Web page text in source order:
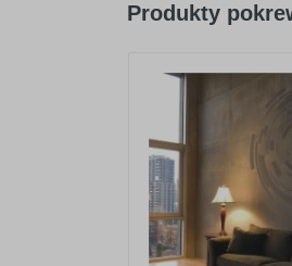
Produkty